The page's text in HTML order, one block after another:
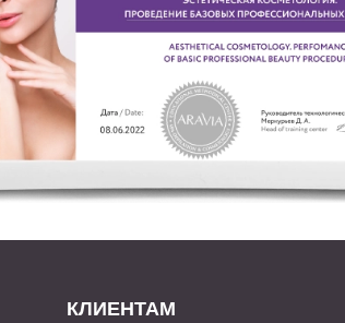
КЛИЕНТАМ